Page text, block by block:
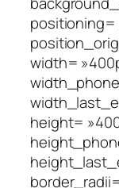
positioning=
width=
height=